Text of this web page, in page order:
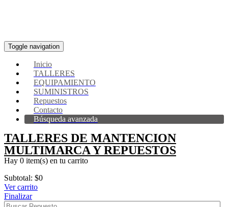
Toggle navigation
Inicio
TALLERES
EQUIPAMIENTO
SUMINISTROS
Repuestos
Contacto
Búsqueda avanzada
TALLERES DE MANTENCION
MULTIMARCA Y REPUESTOS
Hay 0 item(s) en tu carrito
Subtotal: $0
Ver carrito
Finalizar